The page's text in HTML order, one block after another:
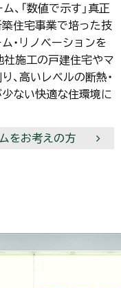
、「数値で示す」真正
住宅事業で培った技
・リノベーションを
施工の戸建住宅やマ
、高いレベルの断熱・
ない快適な住環境に
をお考えの方